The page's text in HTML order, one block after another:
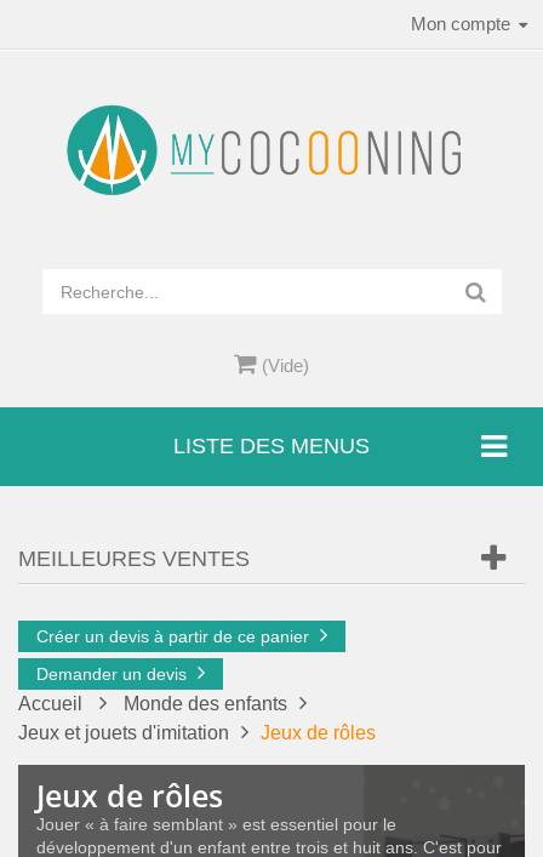
Mon compte
(Vide)
LISTE DES MENUS
MEILLEURES VENTES
Créer un devis à partir de ce panier
Demander un devis
Accueil
Monde des enfants
Jeux et jouets d'imitation
Jeux de rôles
Jeux de rôles
Jouer « à faire semblant » est essentiel pour le
développement d'un enfant entre trois et huit ans. C'est pour